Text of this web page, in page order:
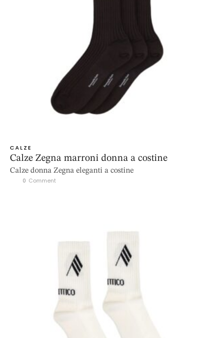
CALZE
Calze Zegna marroni donna a costine
Calze donna Zegna eleganti a costine
0 Comment